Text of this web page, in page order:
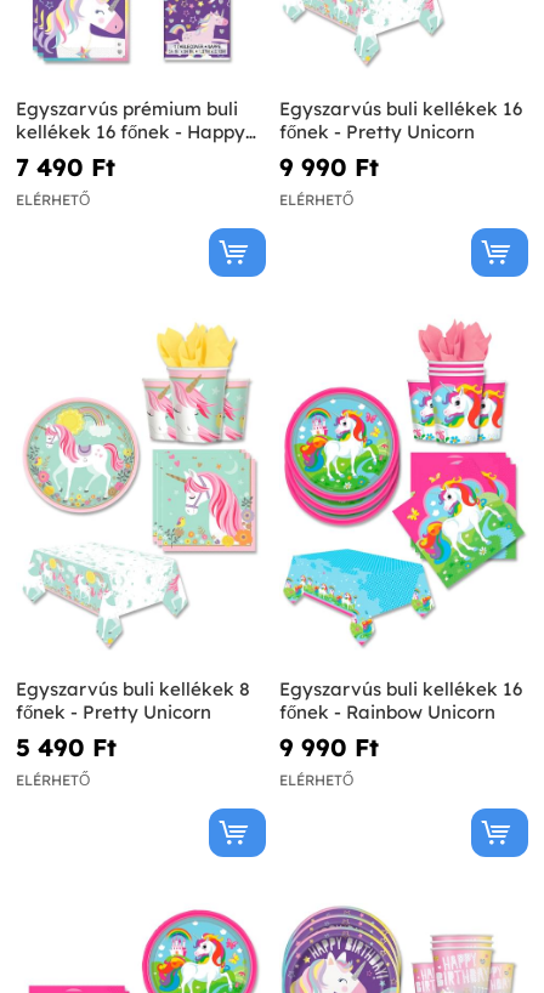
Egyszarvús prémium buli
kellékek 16 főnek - Happy
Unicorn
7 490 Ft‎
ELÉRHETŐ
Egyszarvús buli kellékek 16
főnek - Pretty Unicorn
9 990 Ft‎
ELÉRHETŐ
Egyszarvús buli kellékek 8
főnek - Pretty Unicorn
5 490 Ft‎
ELÉRHETŐ
Egyszarvús buli kellékek 16
főnek - Rainbow Unicorn
9 990 Ft‎
ELÉRHETŐ